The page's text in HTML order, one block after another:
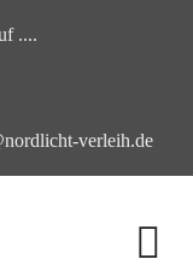
....
verleih.de